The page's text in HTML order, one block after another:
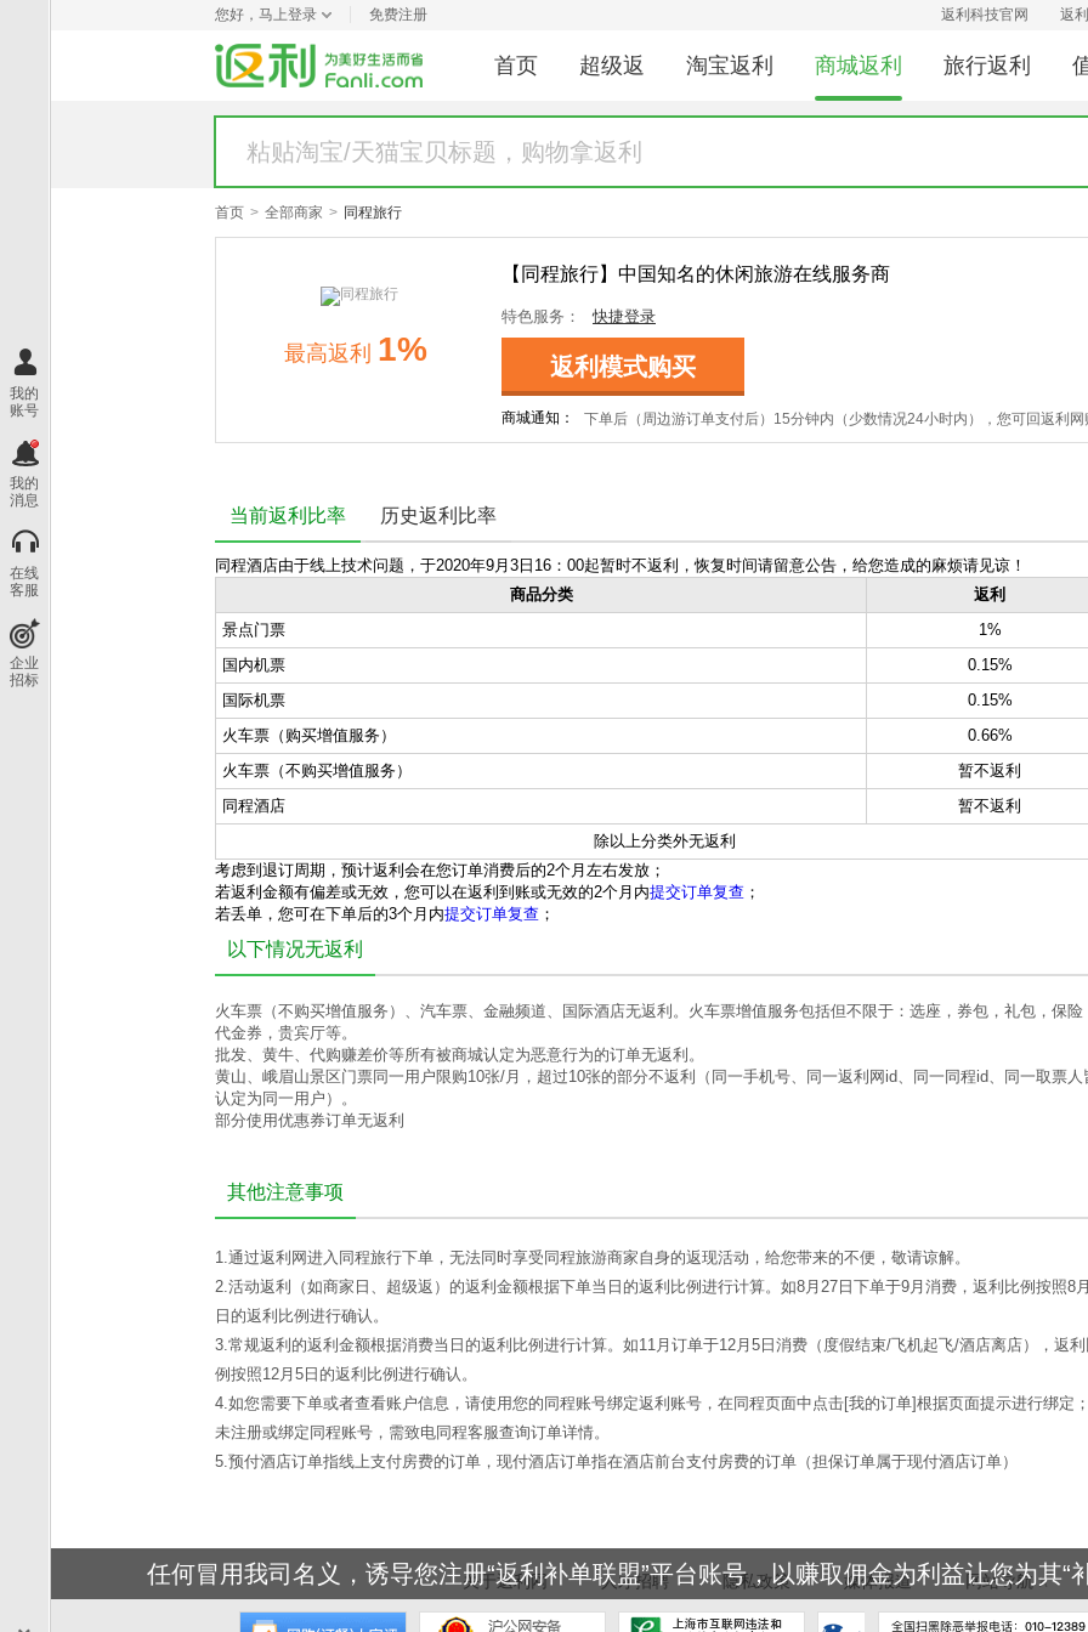
您好， 马上登录 免费注册 返利科技官网 返
首页 超级返 淘宝返利 商城返利 旅行返利
首页 > 全部商家 > 同程旅行
最高返利 1%
【同程旅行】中国知名的休闲旅游在线服务商
特色服务： 快捷登录
返利模式购买
商城通知： 下单后（周边游订单支付后）15分钟内（少数情况24小时内），您可回返利
当前返利比率 历史返利比率
同程酒店由于线上技术问题，于2020年9月3日16：00起暂时不返利，恢复时间请留意公告，给您造成的麻烦请见谅！
商品分类
返利
景点门票
1%
国内机票
0.15%
国际机票
0.15%
火车票（购买增值服务）
0.66%
火车票（不购买增值服务）
暂不返利
同程酒店
暂不返利
除以上分类外无返利
考虑到退订周期，预计返利会在您订单消费后的2个月左右发放；
若返利金额有偏差或无效，您可以在返利到账或无效的2个月内提交订单复查 ；
若丢单，您可在下单后的3个月内提交订单复查 ；
以下情况无返利
火车票（不购买增值服务）、汽车票、金融频道、国际酒店无返利。火车票增值服务包括但不限于：选座，券包，礼包，保险
代金券，贵宾厅等。
批发、黄牛、代购赚差价等所有被商城认定为恶意行为的订单无返利。
黄山、峨眉山景区门票同一用户限购10张/月，超过10张的部分不返利（同一手机号、同一返利网id、同一同程id、同一取票人
认定为同一用户）。
部分使用优惠券订单无返利
其他注意事项
1.通过返利网进入同程旅行下单，无法同时享受同程旅游商家自身的返现活动，给您带来的不便，敬请谅解。
2.活动返利（如商家日、超级返）的返利金额根据下单当日的返利比例进行计算。如8月27日下单于9月消费，返利比例按照8
日的返利比例进行确认。
3.常规返利的返利金额根据消费当日的返利比例进行计算。如11月订单于12月5日消费（度假结束/飞机起飞/酒店离店），返
例按照12月5日的返利比例进行确认。
4.如您需要下单或者查看账户信息，请使用您的同程账号绑定返利账号，在同程页面中点击[我的订单]根据页面提示进行绑定
未注册或绑定同程账号，需致电同程客服查询订单详情。
5.预付酒店订单指线上支付房费的订单，现付酒店订单指在酒店前台支付房费的订单（担保订单属于现付酒店订单）
关于返利网 人才招聘 隐私政策 媒体报道 网站导航 ∧
任何冒用我司名义，诱导您注册“返利补单联盟”平台账号，以赚取佣金为利益让您为其“
我的
账号
我的
消息
在线
客服
企业
招标